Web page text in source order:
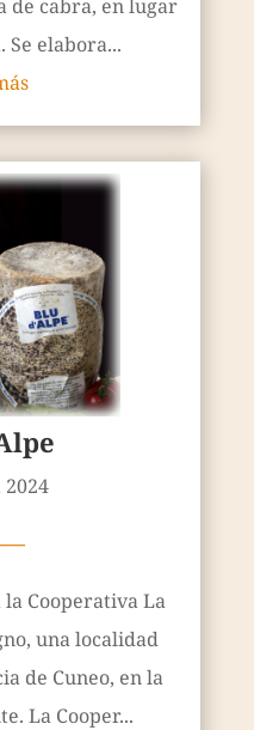
de cabra, en lugar
Se elabora...
la Cooperativa La
una localidad
de Cuneo, en la
La Cooper...